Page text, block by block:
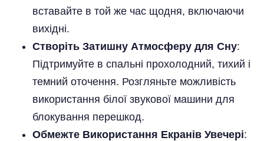
вставайте в той же час щодня, включаючи
вихідні.
Створіть Затишну Атмосферу для Сну:
Підтримуйте в спальні прохолодний, тихий і
темний оточення. Розгляньте можливість
використання білої звукової машини для
блокування перешкод.
Обмежте Використання Екранів Увечері: